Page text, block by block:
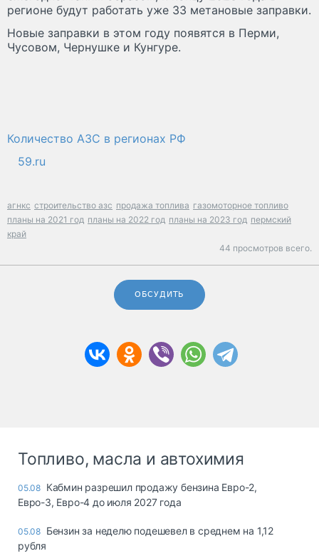
регионе будут работать уже 33 метановые заправки.
Новые заправки в этом году появятся в Перми,
Чусовом, Чернушке и Кунгуре.
Количество АЗС в регионах РФ
59.ru
агнкс строительство азс продажа топлива газомоторное топливо
планы на 2021 год планы на 2022 год планы на 2023 год пермский
край
44 просмотров всего.
ОБСУДИТЬ
Топливо, масла и автохимия
05.08 Кабмин разрешил продажу бензина Евро-2,
Евро-3, Евро-4 до июля 2027 года
05.08 Бензин за неделю подешевел в среднем на 1,12
рубля